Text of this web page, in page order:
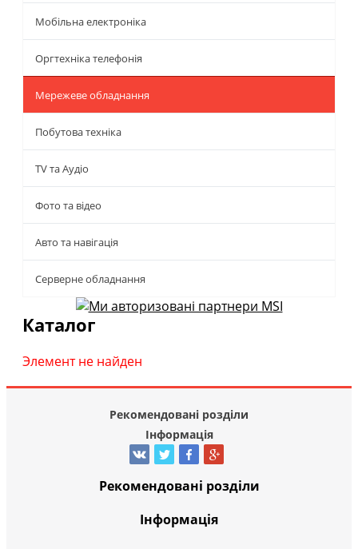
Мобільна електроніка
Оргтехніка телефонія
Мережеве обладнання
Побутова техніка
TV та Аудіо
Фото та відео
Авто та навігація
Серверне обладнання
Каталог
Элемент не найден
Рекомендовані розділи
Інформація
Рекомендовані розділи
Інформація